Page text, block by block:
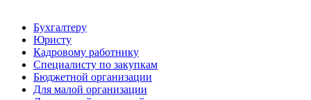
Бухгалтеру
Юристу
Кадровому работнику
Специалисту по закупкам
Бюджетной организации
Для малой организации